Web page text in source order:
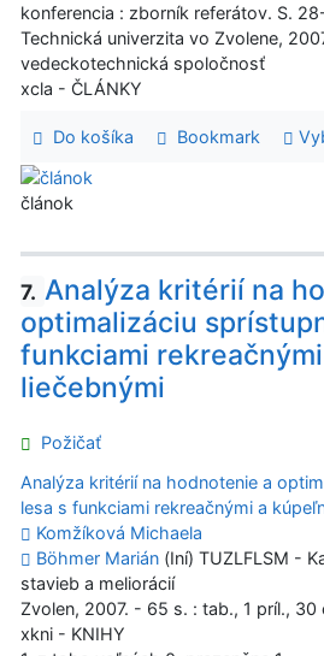
konferencia : zborník referátov. S.
Technická univerzita vo Zvolene,
vedeckotechnická spoločnosť
xcla - ČLÁNKY
Do košíka Bookmark
článok
7. Analýza kritérií na
optimalizáciu
funkciami
liečebnými
Požičať
Analýza kritérií na hodnotenie a
lesa s funkciami rekreačnými a
Komžíková Michaela
Böhmer Marián (Iní) TUZLFLSM -
stavieb a meliorácií
Zvolen, 2007. - 65 s. : tab., 1 príl., 30
xkni - KNIHY